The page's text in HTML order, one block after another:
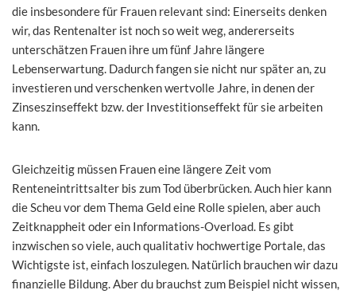
die insbesondere für Frauen relevant sind: Einerseits denken
wir, das Rentenalter ist noch so weit weg, andererseits
unterschätzen Frauen ihre um fünf Jahre längere
Lebenserwartung. Dadurch fangen sie nicht nur später an, zu
investieren und verschenken wertvolle Jahre, in denen der
Zinseszinseffekt bzw. der Investitionseffekt für sie arbeiten
kann.
Gleichzeitig müssen Frauen eine längere Zeit vom
Renteneintrittsalter bis zum Tod überbrücken. Auch hier kann
die Scheu vor dem Thema Geld eine Rolle spielen, aber auch
Zeitknappheit oder ein Informations-Overload. Es gibt
inzwischen so viele, auch qualitativ hochwertige Portale, das
Wichtigste ist, einfach loszulegen. Natürlich brauchen wir dazu
finanzielle Bildung. Aber du brauchst zum Beispiel nicht wissen,